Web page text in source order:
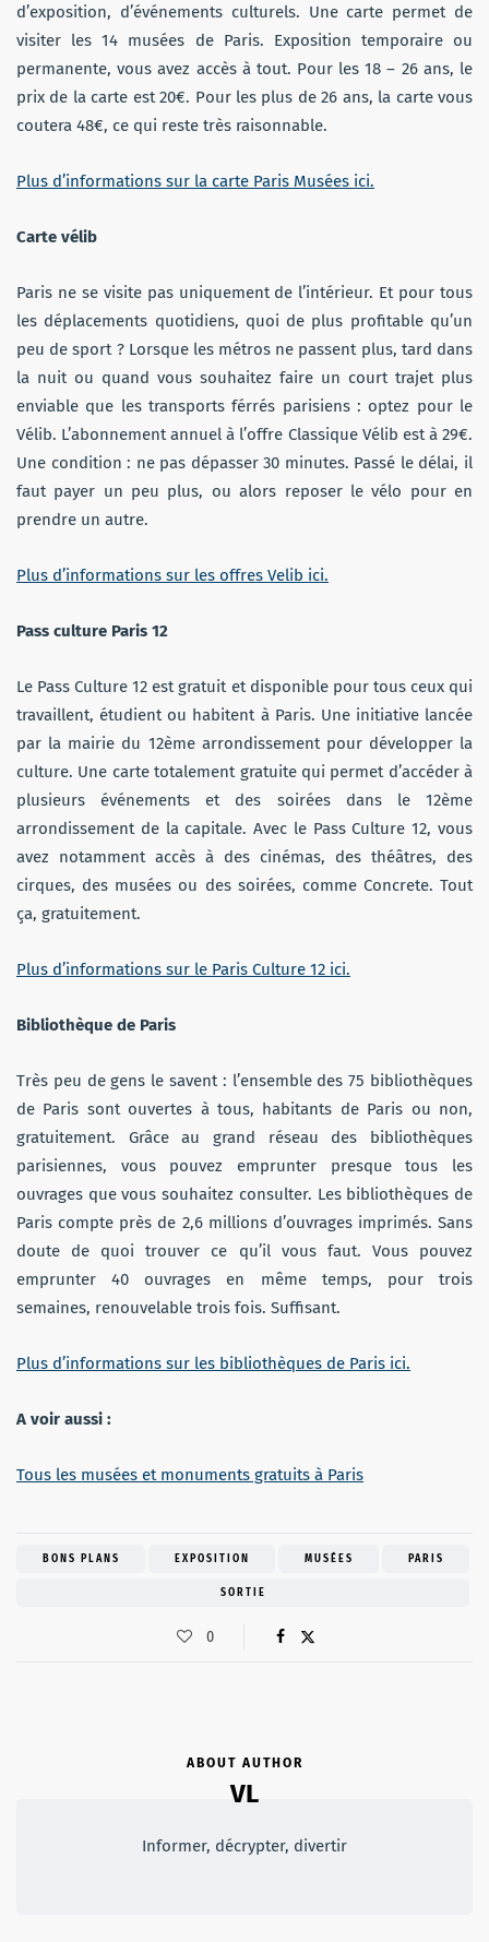
d’exposition, d’événements culturels. Une carte permet de
visiter les 14 musées de Paris. Exposition temporaire ou
permanente, vous avez accès à tout. Pour les 18 – 26 ans, le
prix de la carte est 20€. Pour les plus de 26 ans, la carte vous
coutera 48€, ce qui reste très raisonnable.
Plus d’informations sur la carte Paris Musées ici.
Carte vélib
Paris ne se visite pas uniquement de l’intérieur. Et pour tous
les déplacements quotidiens, quoi de plus profitable qu’un
peu de sport ? Lorsque les métros ne passent plus, tard dans
la nuit ou quand vous souhaitez faire un court trajet plus
enviable que les transports férrés parisiens : optez pour le
Vélib. L’abonnement annuel à l’offre Classique Vélib est à 29€.
Une condition : ne pas dépasser 30 minutes. Passé le délai, il
faut payer un peu plus, ou alors reposer le vélo pour en
prendre un autre.
Plus d’informations sur les offres Velib ici.
Pass culture Paris 12
Le Pass Culture 12 est gratuit et disponible pour tous ceux qui
travaillent, étudient ou habitent à Paris. Une initiative lancée
par la mairie du 12ème arrondissement pour développer la
culture. Une carte totalement gratuite qui permet d’accéder à
plusieurs événements et des soirées dans le 12ème
arrondissement de la capitale. Avec le Pass Culture 12, vous
avez notamment accès à des cinémas, des théâtres, des
cirques, des musées ou des soirées, comme Concrete. Tout
ça, gratuitement.
Plus d’informations sur le Paris Culture 12 ici.
Bibliothèque de Paris
Très peu de gens le savent : l’ensemble des 75 bibliothèques
de Paris sont ouvertes à tous, habitants de Paris ou non,
gratuitement. Grâce au grand réseau des bibliothèques
parisiennes, vous pouvez emprunter presque tous les
ouvrages que vous souhaitez consulter. Les bibliothèques de
Paris compte près de 2,6 millions d’ouvrages imprimés. Sans
doute de quoi trouver ce qu’il vous faut. Vous pouvez
emprunter 40 ouvrages en même temps, pour trois
semaines, renouvelable trois fois. Suffisant.
Plus d’informations sur les bibliothèques de Paris ici.
A voir aussi :
Tous les musées et monuments gratuits à Paris
BONS PLANS EXPOSITION MUSÉES PARIS
SORTIE
0
ABOUT AUTHOR
VL
Informer, décrypter, divertir